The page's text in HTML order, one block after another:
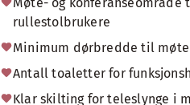
rullestolbrukere
Minimum dørbredde til
Antall toaletter for
Klar skilting for teleslynge i